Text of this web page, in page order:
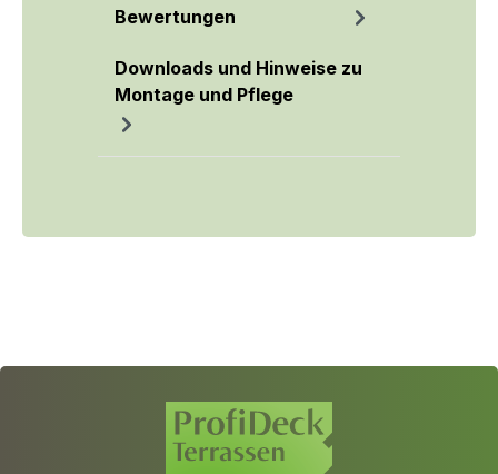
Bewertungen
Downloads und Hinweise zu
Montage und Pflege